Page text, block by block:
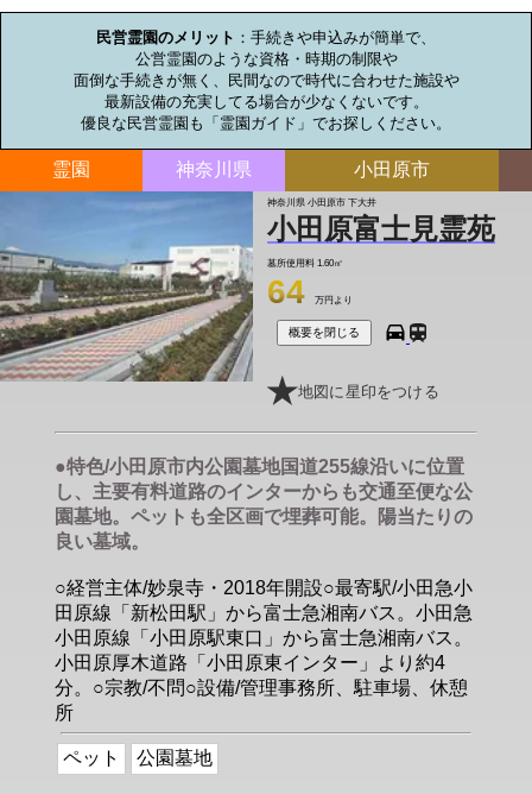
民営霊園のメリット ：手続きや申込みが簡単で、
公営霊園のような資格・時期の制限や
面倒な手続きが無く、民間なので時代に合わせた施設や
最新設備の充実してる場合が少なくないです。
優良な民営霊園も「霊園ガイド」でお探しください。
霊園 神奈川県 小田原市
神奈川県 小田原市 下大井
小田原富士見霊苑
墓所使用料 1.60㎡
64 万円より
概要を閉じる
地図に星印をつける
●特色/小田原市内公園墓地国道255線沿いに位置
し、主要有料道路のインターからも交通至便な公
園墓地。ペットも全区画で埋葬可能。陽当たりの
良い墓域。
○経営主体/妙泉寺・2018年開設○最寄駅/小田急小
田原線「新松田駅」から富士急湘南バス。小田急
小田原線「小田原駅東口」から富士急湘南バス。
小田原厚木道路「小田原東インター」より約4
分。○宗教/不問○設備/管理事務所、駐車場、休憩
所
ペット 公園墓地